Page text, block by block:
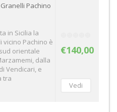
€140,00
Pachino
in Sicilia la
vicino Pachino è
orientale
dalla
Vendicari, e
tra